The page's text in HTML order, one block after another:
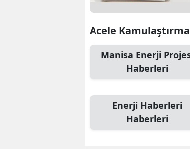
Acele
Manisa Enerji
Haberleri
Enerji Haberleri
Haberleri